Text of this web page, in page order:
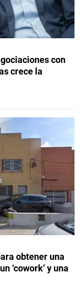
con
crece la
obtener una
‘cowork’ y una